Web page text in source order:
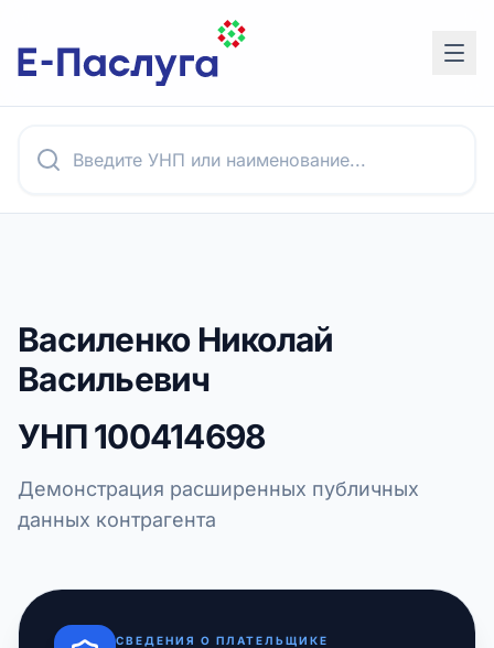
Василенко Николай
Васильевич
УНП100414698
Демонстрация расширенных публичных
данных контрагента
СВЕДЕНИЯ О ПЛАТЕЛЬЩИКЕ